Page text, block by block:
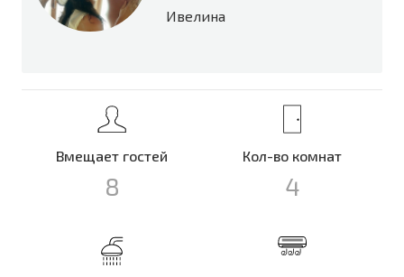
Ивелина
Вмещает гостей
8
Кол-во комнат
4